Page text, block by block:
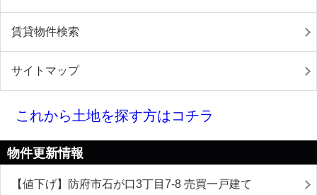
賃貸物件検索
サイトマップ
これから土地を探す方はコチラ
物件更新情報
【値下げ】防府市石が口3丁目7-8 売買一戸建て